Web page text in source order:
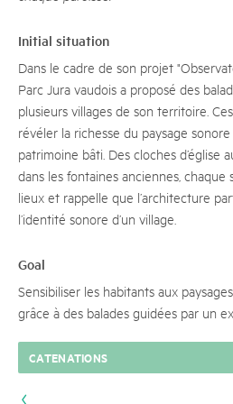
Initial situation
Dans le cadre de son projet
Parc Jura vaudois a proposé des
plusieurs villages de son territoire.
révéler la richesse du paysage
patrimoine bâti. Des cloches d’église
dans les fontaines anciennes, chaque
lieux et rappelle que l’architecture
l’identité sonore d’un village.
Goal
Sensibiliser les habitants aux
grâce à des balades guidées par un
CATENATIONS